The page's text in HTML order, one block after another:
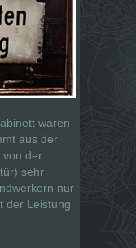
waren
aus der
von der
sehr
nur
der Leistung